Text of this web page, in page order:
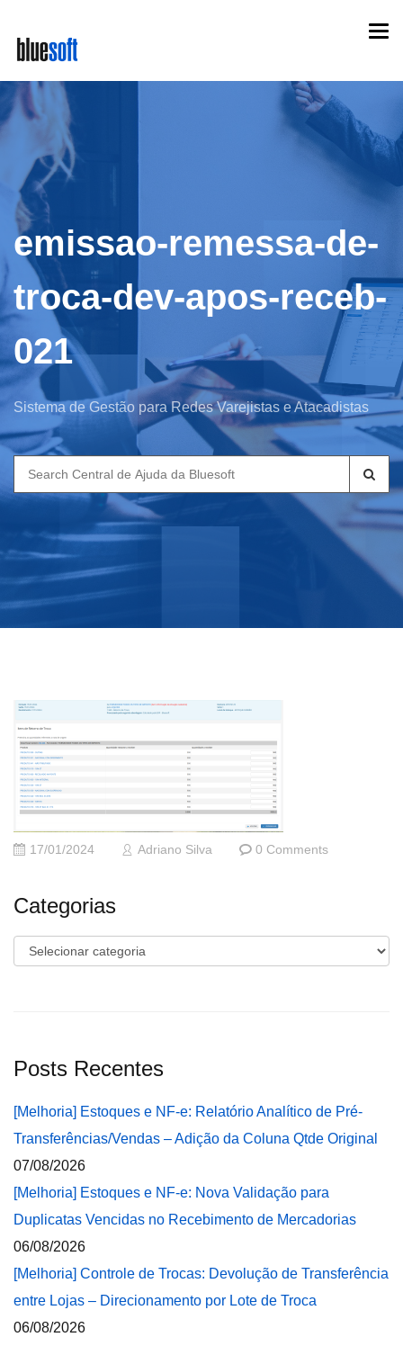
main
content
emissao-remessa-de-
troca-dev-apos-receb-
021
Sistema de Gestão para Redes Varejistas e Atacadistas
Search
for:
17/01/2024 Adriano Silva 0 Comments
Categorias
Categorias
Posts Recentes
[Melhoria] Estoques e NF-e: Relatório Analítico de Pré-
Transferências/Vendas – Adição da Coluna Qtde Original
07/08/2026
[Melhoria] Estoques e NF-e: Nova Validação para
Duplicatas Vencidas no Recebimento de Mercadorias
06/08/2026
[Melhoria] Controle de Trocas: Devolução de Transferência
entre Lojas – Direcionamento por Lote de Troca
06/08/2026